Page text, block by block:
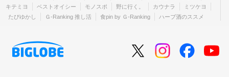
キテミヨ
ベストオイシー モノスポ 野に行く。 カウナラ
ミツケヨ
たびゆかし
Ｇ-Ranking 推し活 食pin by Ｇ-Ranking ハーブ酒のススメ